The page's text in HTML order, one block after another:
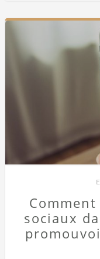
sociaux